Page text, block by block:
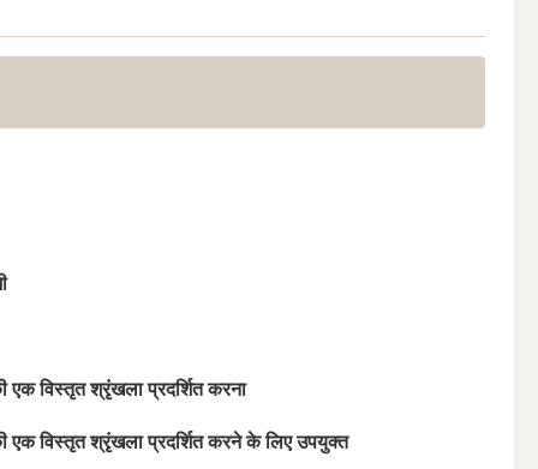
एक विस्तृत श्रृंखला प्रदर्शित करना
एक विस्तृत श्रृंखला प्रदर्शित करने के लिए उपयुक्त